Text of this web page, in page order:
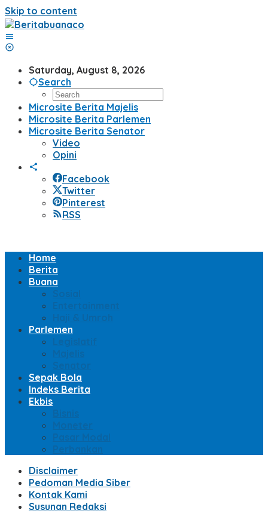
Skip to content
Saturday, August 8, 2026
Search
Microsite Berita Majelis
Microsite Berita Parlemen
Microsite Berita Senator
Video
Opini
Facebook
Twitter
Pinterest
RSS
Home
Berita
Buana
Sosial
Entertainment
Haji & Umroh
Parlemen
Legislatif
Majelis
Senator
Sepak Bola
Indeks Berita
Ekbis
Bisnis
Moneter
Pasar Modal
Perbankan
Disclaimer
Pedoman Media Siber
Kontak Kami
Susunan Redaksi